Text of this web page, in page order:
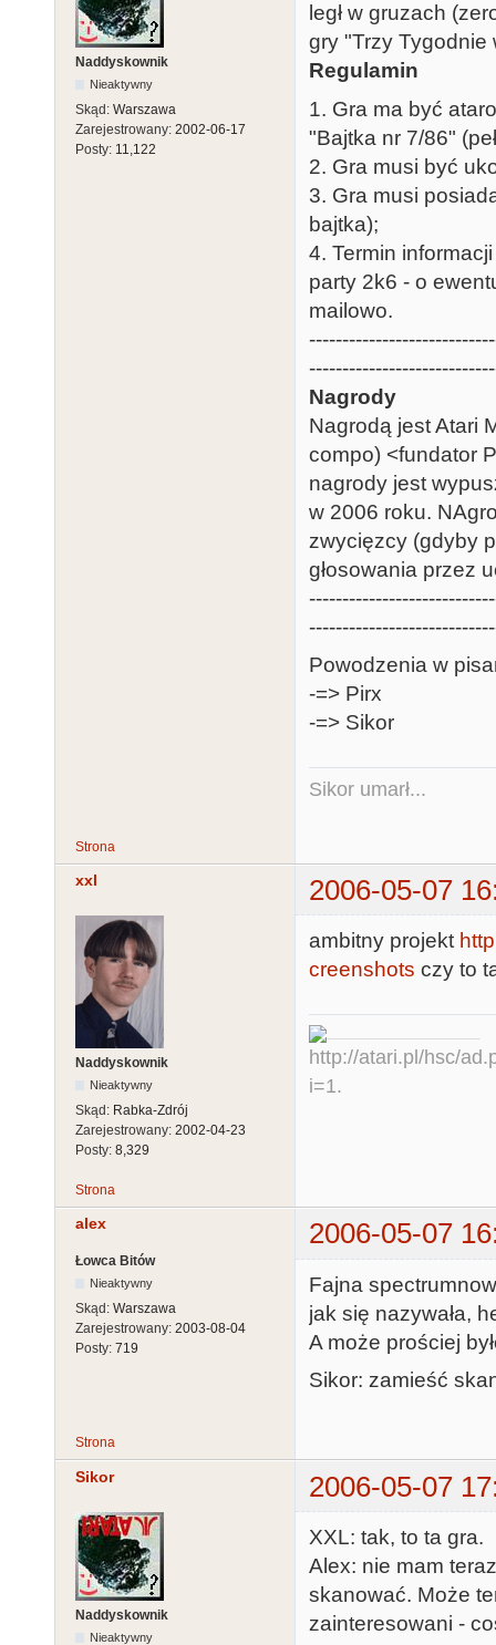
Naddyskownik
Nieaktywny
Skąd: Warszawa
Zarejestrowany: 2002-06-17
Posty: 11,122
legł w gruzach
gry "Trzy Tygodnie
Regulamin
1. Gra ma być
"Bajtka nr 7/86"
2. Gra musi być
3. Gra musi
bajtka);
4. Termin
party 2k6 - o
mailowo.
Nagrody
Nagrodą jest Atari
compo) <fundator
nagrody jest
w 2006 roku.
zwycięzcy (gdyby
głosowania przez
Powodzenia w
-=> Pirx
-=> Sikor
Sikor umarł...
Strona
xxl 2006-05-07
Naddyskownik
Nieaktywny
Skąd: Rabka-Zdrój
Zarejestrowany: 2002-04-23
Posty: 8,329
ambitny projekt
creenshots czy to
Strona
alex 2006-05-07
Łowca Bitów
Nieaktywny
Skąd: Warszawa
Zarejestrowany: 2003-08-04
Posty: 719
Fajna
jak się nazywała,
A może prościej
Sikor: zamieść
Strona
Sikor 2006-05-07
Naddyskownik
Nieaktywny
XXL: tak, to ta gra.
Alex: nie mam
skanować. Może
zainteresowani -